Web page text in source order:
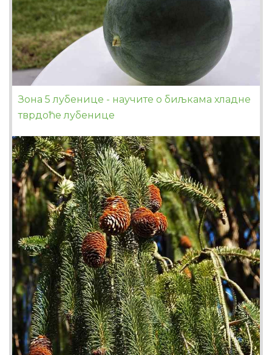
Зона 5 лубенице - научите о биљкама хладне
тврдоће лубенице